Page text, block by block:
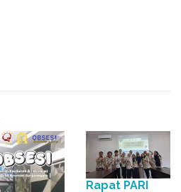
Rapat PARI